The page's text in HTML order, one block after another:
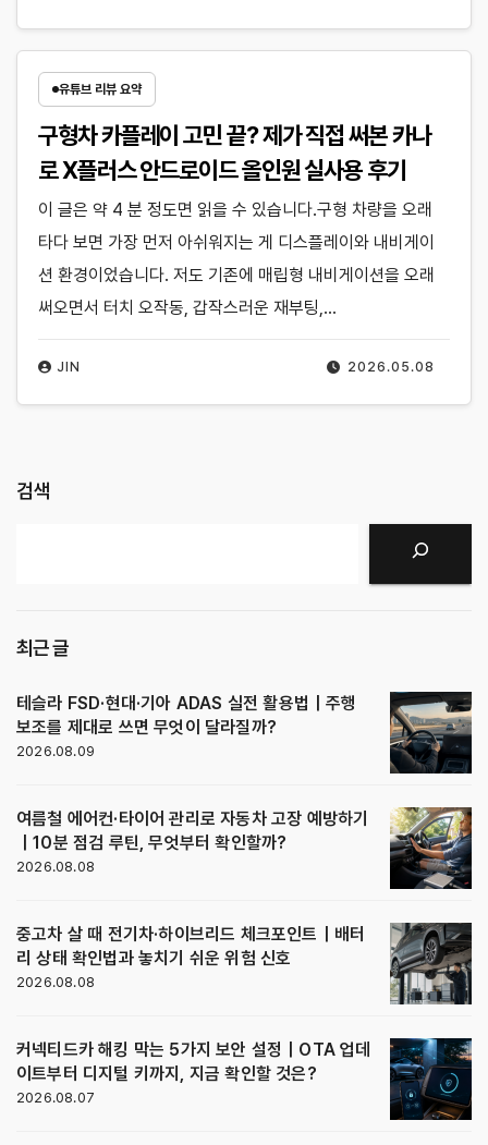
유튜브 리뷰 요약
구형차 카플레이 고민 끝? 제가 직접 써본 카나
로 X플러스 안드로이드 올인원 실사용 후기
2026.05.08
JIN
이 글은 약 4 분 정도면 읽을 수 있습니다.구형 차량을 오래
타다 보면 가장 먼저 아쉬워지는 게 디스플레이와 내비게이
션 환경이었습니다. 저도 기존에 매립형 내비게이션을 오래
써오면서 터치 오작동, 갑작스러운 재부팅,…
검색
최근 글
테슬라 FSD·현대·기아 ADAS 실전 활용법｜주행
보조를 제대로 쓰면 무엇이 달라질까?
2026.08.09
여름철 에어컨·타이어 관리로 자동차 고장 예방하기
｜10분 점검 루틴, 무엇부터 확인할까?
2026.08.08
중고차 살 때 전기차·하이브리드 체크포인트｜배터
리 상태 확인법과 놓치기 쉬운 위험 신호
2026.08.08
커넥티드카 해킹 막는 5가지 보안 설정｜OTA 업데
이트부터 디지털 키까지, 지금 확인할 것은?
2026.08.07